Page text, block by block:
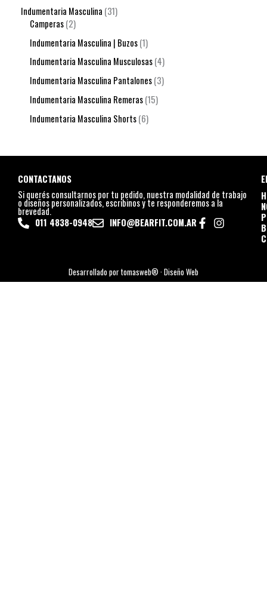
Indumentaria Masculina 31
Camperas 2
Indumentaria Masculina | Buzos 1
Indumentaria Masculina Musculosas 4
Indumentaria Masculina Pantalones 3
Indumentaria Masculina Remeras 15
Indumentaria Masculina Shorts 6
CONTACTANOS
Si querés consultarnos por tu pedido, nuestra modalidad de trabajo
o diseños personalizados, escribinos y te responderemos a la
brevedad.
011 4838-0948
INFO@BEARFIT.COM.AR
Desarrollado por tomasweb® · Diseño Web